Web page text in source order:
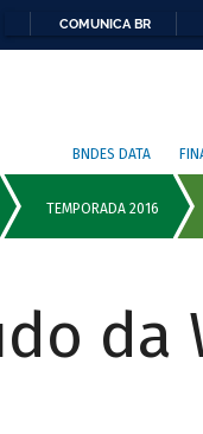
COMUNICA BR
BNDES DATA
da